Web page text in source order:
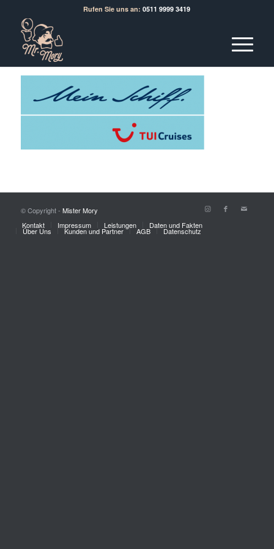
Rufen Sie uns an: 0511 9999 3419
© Copyright - Mister Mory
Kontakt
Impressum Leistungen Daten und Fakten
Über Uns Kunden und Partner AGB Datenschutz